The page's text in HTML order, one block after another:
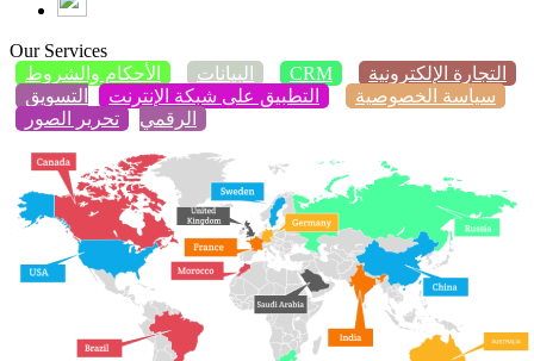
Our Services
البيانات
الأحكام والشروط CRM
التجارة الإلكترونية
سياسة الخصوصية
التطبيق على شبكة الإنترنت
التسويق
الرقمي
تحرير الصور